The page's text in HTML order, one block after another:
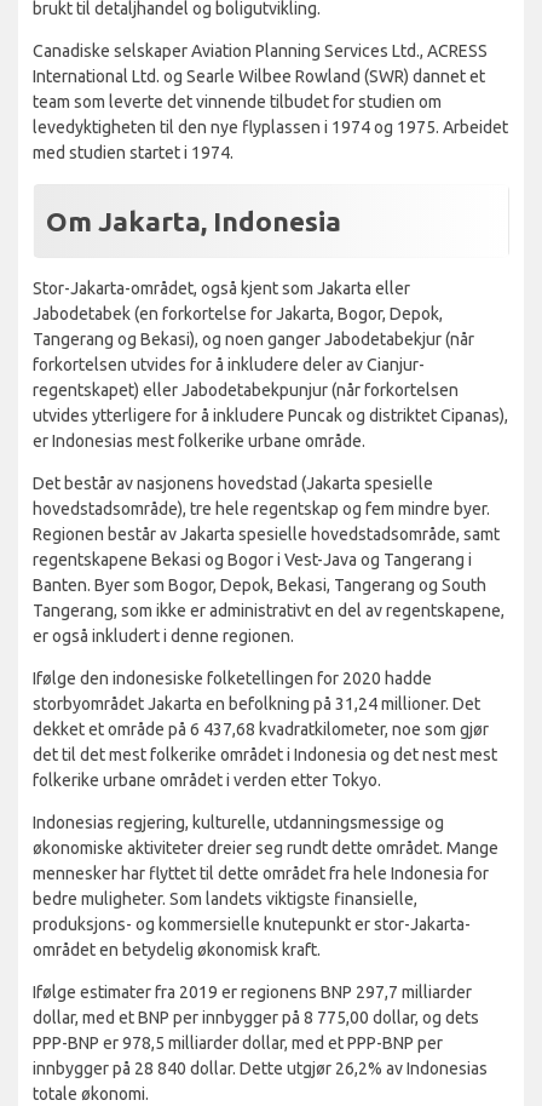
brukt til detaljhandel og boligutvikling.
Canadiske selskaper Aviation Planning Services Ltd., ACRESS
International Ltd. og Searle Wilbee Rowland (SWR) dannet et
team som leverte det vinnende tilbudet for studien om
levedyktigheten til den nye flyplassen i 1974 og 1975. Arbeidet
med studien startet i 1974.
Om Jakarta, Indonesia
Stor-Jakarta-området, også kjent som Jakarta eller
Jabodetabek (en forkortelse for Jakarta, Bogor, Depok,
Tangerang og Bekasi), og noen ganger Jabodetabekjur (når
forkortelsen utvides for å inkludere deler av Cianjur-
regentskapet) eller Jabodetabekpunjur (når forkortelsen
utvides ytterligere for å inkludere Puncak og distriktet Cipanas),
er Indonesias mest folkerike urbane område.
Det består av nasjonens hovedstad (Jakarta spesielle
hovedstadsområde), tre hele regentskap og fem mindre byer.
Regionen består av Jakarta spesielle hovedstadsområde, samt
regentskapene Bekasi og Bogor i Vest-Java og Tangerang i
Banten. Byer som Bogor, Depok, Bekasi, Tangerang og South
Tangerang, som ikke er administrativt en del av regentskapene,
er også inkludert i denne regionen.
Ifølge den indonesiske folketellingen for 2020 hadde
storbyområdet Jakarta en befolkning på 31,24 millioner. Det
dekket et område på 6 437,68 kvadratkilometer, noe som gjør
det til det mest folkerike området i Indonesia og det nest mest
folkerike urbane området i verden etter Tokyo.
Indonesias regjering, kulturelle, utdanningsmessige og
økonomiske aktiviteter dreier seg rundt dette området. Mange
mennesker har flyttet til dette området fra hele Indonesia for
bedre muligheter. Som landets viktigste finansielle,
produksjons- og kommersielle knutepunkt er stor-Jakarta-
området en betydelig økonomisk kraft.
Ifølge estimater fra 2019 er regionens BNP 297,7 milliarder
dollar, med et BNP per innbygger på 8 775,00 dollar, og dets
PPP-BNP er 978,5 milliarder dollar, med et PPP-BNP per
innbygger på 28 840 dollar. Dette utgjør 26,2% av Indonesias
totale økonomi.